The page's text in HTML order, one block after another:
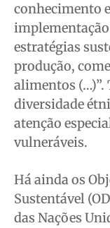
conhecimento
estratégias
produção,
alimentos (…)”.
diversidade
atenção
vulneráveis.
Há ainda os
Sustentável
das Nações